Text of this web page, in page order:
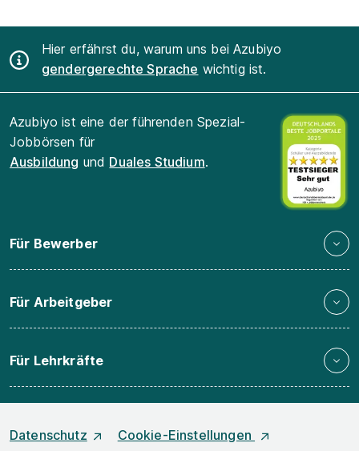
Hier erfährst du, warum uns bei Azubiyo
gendergerechte Sprache wichtig ist.
Azubiyo ist eine der führenden Spezial-
Jobbörsen für
Ausbildung und Duales Studium.
Für Bewerber
Für Arbeitgeber
Für Lehrkräfte
Datenschutz Cookie-Einstellungen